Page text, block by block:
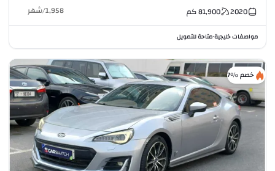
2020
81,900كم 1,958
/شهر
مواصفات خليجية•متاحة للتمويل
خصم %7